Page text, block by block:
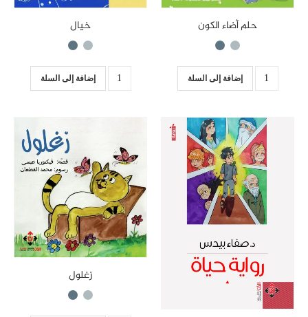
حلم أضاء الكون
إضافة إلى السلة
خيال
إضافة إلى السلة
زغلول